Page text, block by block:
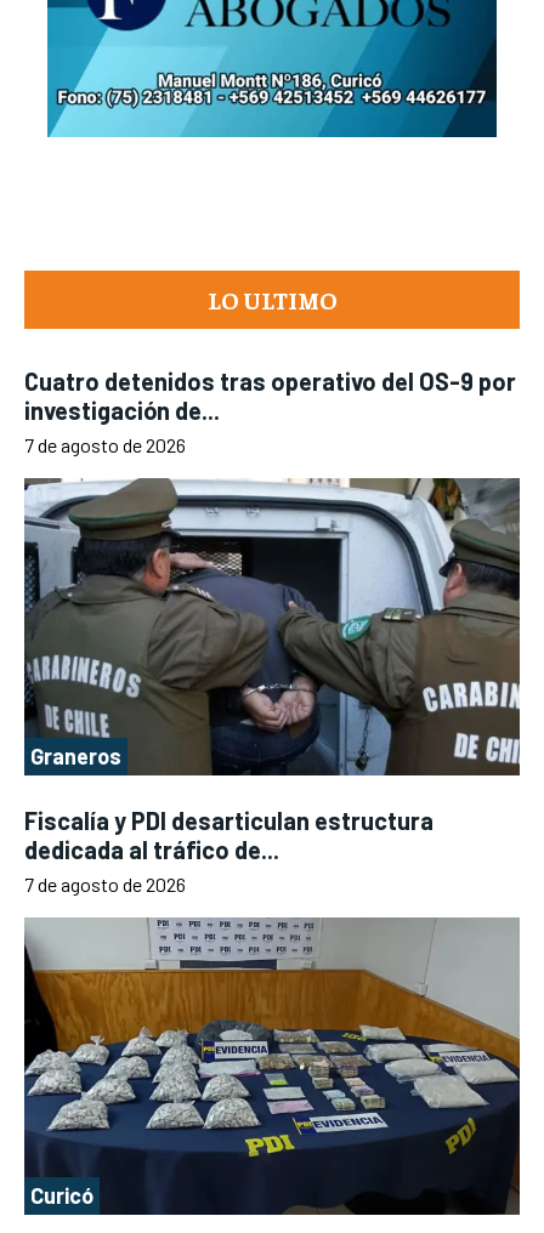
LO ULTIMO
Cuatro detenidos tras operativo del OS-9 por
investigación de...
7 de agosto de 2026
Graneros
Fiscalía y PDI desarticulan estructura
dedicada al tráfico de...
7 de agosto de 2026
Curicó